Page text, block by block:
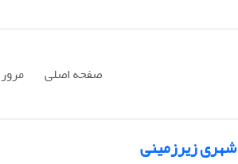
صفحه اصلی مرور
زیرزمینی